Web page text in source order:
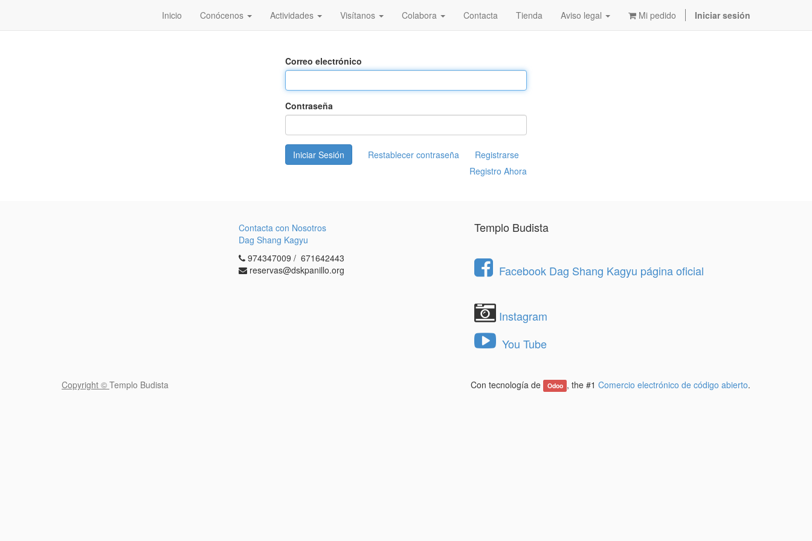
Inicio Conócenos Actividades Visítanos Colabora Contacta Tienda Aviso legal Mi pedido Iniciar sesión
Correo electrónico
Contraseña
Registrarse
Restablecer contraseña
Iniciar Sesión
Registro Ahora
Contacta con Nosotros
Dag Shang Kagyu
974347009 / 671642443
reservas@dskpanillo.org
Templo Budista
Facebook Dag Shang Kagyu página oficial
Instagram
You Tube
Con tecnología de Odoo , the #1 Comercio electrónico de código abierto.
Copyright © Templo Budista